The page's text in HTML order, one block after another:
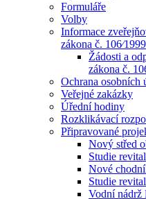
Formuláře
Volby
Informace
zákona č.
Žádosti a
zákona č.
Ochrana osobních
Veřejné zakázky
Úřední hodiny
Rozklikávací
Připravované
Nový střed
Studie
Nové
Studie
Vodní nádrž